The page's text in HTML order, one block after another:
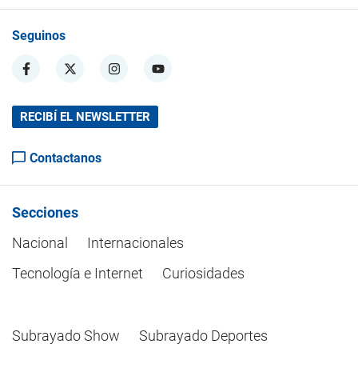
Seguinos
RECIBÍ EL NEWSLETTER
Contactanos
Secciones
Nacional
Internacionales
Tecnología e Internet
Curiosidades
Subrayado Show Subrayado Deportes